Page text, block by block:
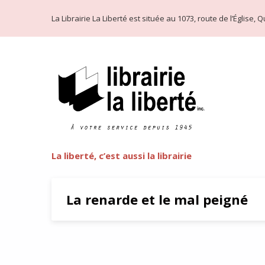
La Librairie La Liberté est située au 1073, route de l’Église,
La liberté, c’est aussi la librairie
La renarde et le mal peigné